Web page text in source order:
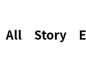
All Story